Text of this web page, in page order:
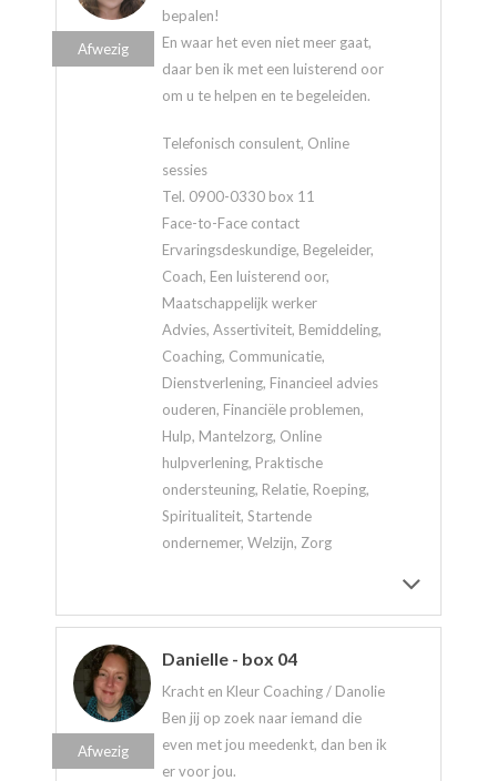
bepalen!
En waar het even niet meer gaat,
daar ben ik met een luisterend oor
om u te helpen en te begeleiden.
Telefonisch consulent, Online
sessies
Tel. 0900-0330 box 11
Face-to-Face contact
Ervaringsdeskundige, Begeleider,
Coach, Een luisterend oor,
Maatschappelijk werker
Advies, Assertiviteit, Bemiddeling,
Coaching, Communicatie,
Dienstverlening, Financieel advies
ouderen, Financiële problemen,
Hulp, Mantelzorg, Online
hulpverlening, Praktische
ondersteuning, Relatie, Roeping,
Spiritualiteit, Startende
ondernemer, Welzijn, Zorg
Afwezig
Danielle - box 04
Kracht en Kleur Coaching / Danolie
Ben jij op zoek naar iemand die
even met jou meedenkt, dan ben ik
er voor jou.
Afwezig